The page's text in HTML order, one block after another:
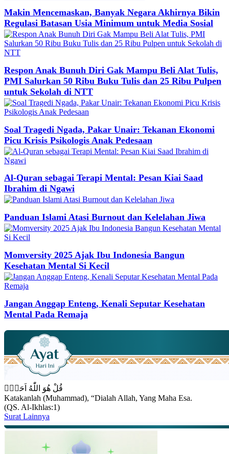
Makin Mencemaskan, Banyak Negara Akhirnya Bikin
Regulasi Batasan Usia Minimum untuk Media Sosial
Respon Anak Bunuh Diri Gak Mampu Beli Alat Tulis,
PMI Salurkan 50 Ribu Buku Tulis dan 25 Ribu Pulpen
untuk Sekolah di NTT
Soal Tragedi Ngada, Pakar Unair: Tekanan Ekonomi
Picu Krisis Psikologis Anak Pedesaan
Al-Quran sebagai Terapi Mental: Pesan Kiai Saad
Ibrahim di Ngawi
Panduan Islami Atasi Burnout dan Kelelahan Jiwa
Momversity 2025 Ajak Ibu Indonesia Bangun
Kesehatan Mental Si Kecil
Jangan Anggap Enteng, Kenali Seputar Kesehatan
Mental Pada Remaja
قُلْ هُوَ اللّٰهُ اَحَدٌۚ
Katakanlah (Muhammad), “Dialah Allah, Yang Maha Esa.
(QS. Al-Ikhlas:1)
Surat Lainnya